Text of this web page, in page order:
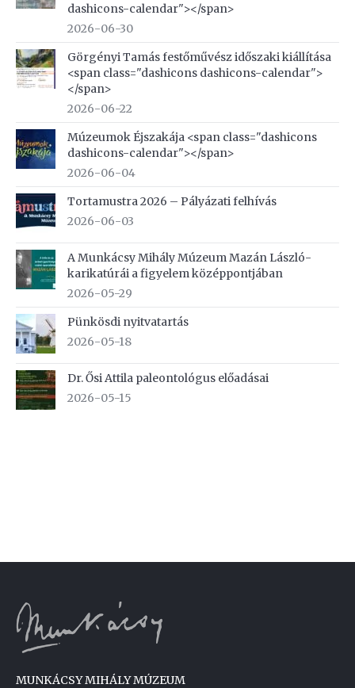
dashicons-calendar"></span>
2026-06-30
Görgényi Tamás festőművész időszaki kiállítása
<span class="dashicons dashicons-calendar">
</span>
2026-06-22
Múzeumok Éjszakája <span class="dashicons
dashicons-calendar"></span>
2026-06-04
Tortamustra 2026 – Pályázati felhívás
2026-06-03
A Munkácsy Mihály Múzeum Mazán László-
karikatúrái a figyelem középpontjában
2026-05-29
Pünkösdi nyitvatartás
2026-05-18
Dr. Ősi Attila paleontológus előadásai
2026-05-15
MUNKÁCSY MIHÁLY MÚZEUM